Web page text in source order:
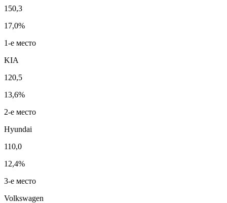
150,3
17,0%
1-е место
KIA
120,5
13,6%
2-е место
Hyundai
110,0
12,4%
3-е место
Volkswagen